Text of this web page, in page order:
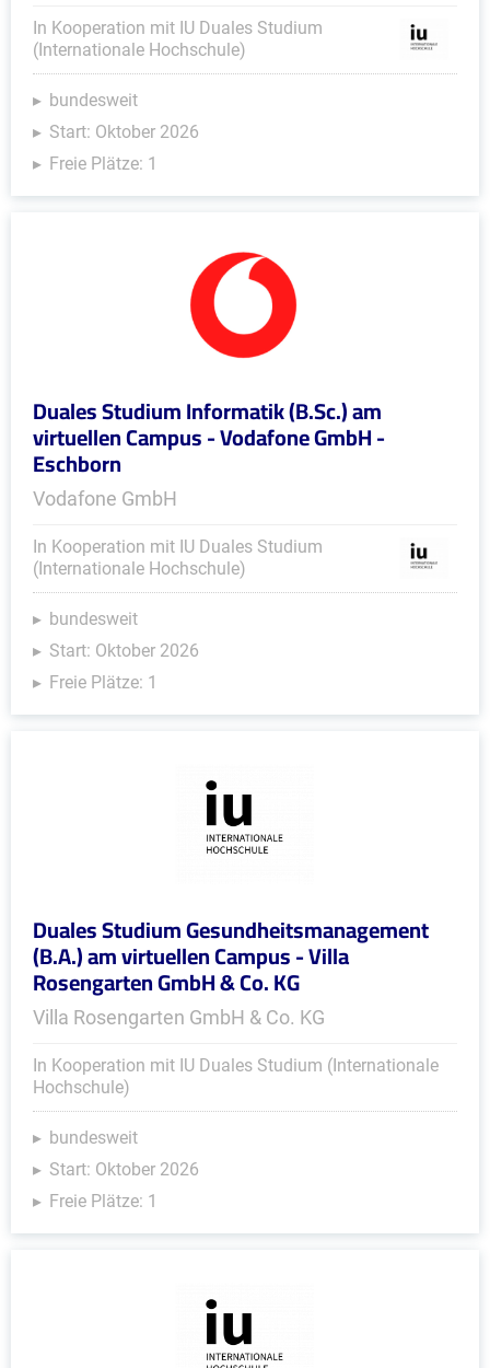
In Kooperation mit IU Duales Studium
(Internationale Hochschule)
bundesweit
Start: Oktober 2026
Freie Plätze: 1
Duales Studium Informatik (B.Sc.) am
virtuellen Campus - Vodafone GmbH -
Eschborn
Vodafone GmbH
In Kooperation mit IU Duales Studium
(Internationale Hochschule)
bundesweit
Start: Oktober 2026
Freie Plätze: 1
Duales Studium Gesundheitsmanagement
(B.A.) am virtuellen Campus - Villa
Rosengarten GmbH & Co. KG
Villa Rosengarten GmbH & Co. KG
In Kooperation mit IU Duales Studium (Internationale
Hochschule)
bundesweit
Start: Oktober 2026
Freie Plätze: 1